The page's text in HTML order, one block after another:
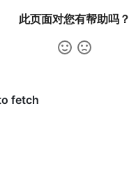
字符的子字
的最大值
层最左边的值
视图
串的排列组合
此页面对您有帮助吗？